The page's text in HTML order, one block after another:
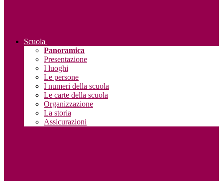
Scuola
Panoramica
Presentazione
I luoghi
Le persone
I numeri della scuola
Le carte della scuola
Organizzazione
La storia
Assicurazioni